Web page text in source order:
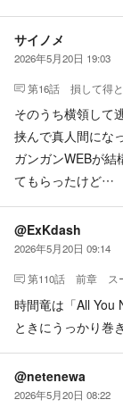
サイノメ
2026年5月20日 19:03
第16話 損して得
そのうち横領して
挟んで真人間にな
ガンガンWEBが
てもらったけど…
@ExKdash
2026年5月20日 09:14
第110話 前章 ス
時間竜は「All You
ときにうっかり巻
@netenewa
2026年5月20日 08:22